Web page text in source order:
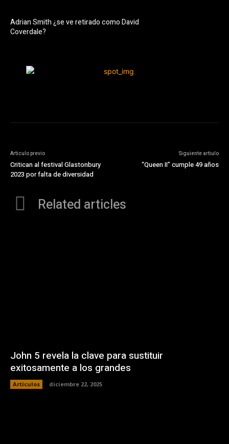
Adrian Smith ¿se ve retirado como David
Coverdale?
Articulo previo
Critican al festival Glastonbury
2023 por falta de diversidad
Siguiente artiulo
“Queen II” cumple 49 años
Related articles
John 5 revela la clave para sustituir
exitosamente a los grandes
Artículos diciembre 22, 2025